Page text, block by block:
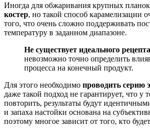
Иногда для обжаривания крупных планок
костер, но такой способ карамелизации
того, что очень сложно поддерживать
температуру в заданном диапазоне.
Не существует идеального рецепта
невозможно точно определить
процесса на конечный продукт.
Для этого необходимо проводить серию
даже такой подход не гарантирует, что у
повторить, результаты будут
и запаха настойки основана на
поэтому многое зависит от того, кто